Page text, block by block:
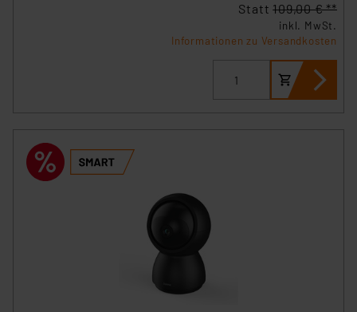
Statt109,00 € **
inkl. MwSt.
Informationen zu Versandkosten